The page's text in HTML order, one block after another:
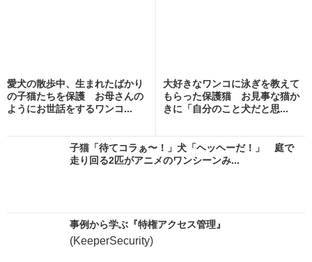
愛犬の散歩中、生まれたばかり
の子猫たちを保護 お母さんの
ようにお世話をするワンコ...
大好きなワンコに泳ぎを教えて
もらった保護猫 お見事な猫か
きに「自分のこと犬だと思...
子猫「待てコラぁ〜！」犬「ヘッヘーだ！」 庭で
走り回る2匹がアニメのワンシーンみ...
事例から学ぶ『特権アクセス管理』
(KeeperSecurity)